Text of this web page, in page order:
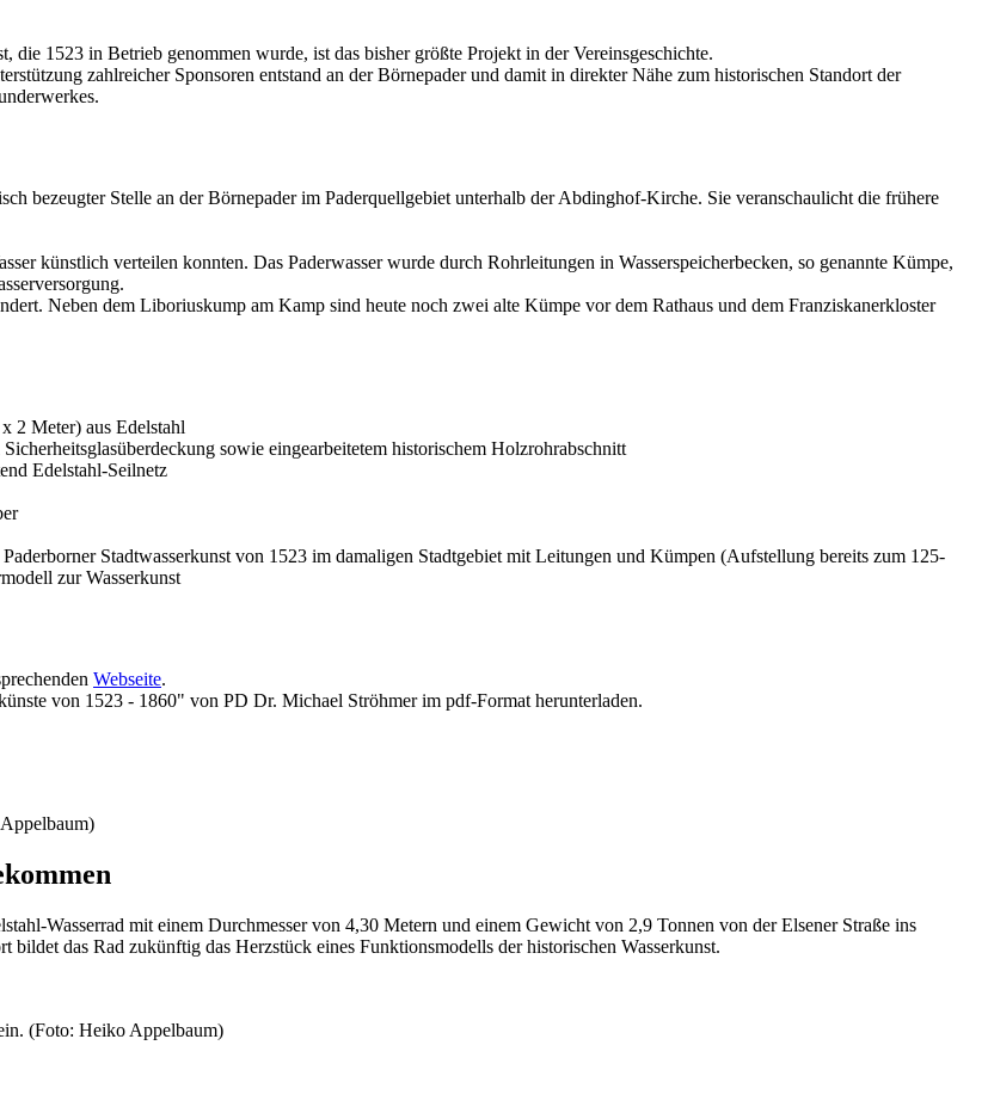
1523 in Betrieb genommen wurde, ist das bisher größte Projekt in der Vereinsgeschichte.
zahlreicher Sponsoren entstand an der Börnepader und damit in direkter Nähe zum historischen Standort der
bezeugter Stelle an der Börnepader im Paderquellgebiet unterhalb der Abdinghof-Kirche. Sie veranschaulicht die frühere
künstlich verteilen konnten. Das Paderwasser wurde durch Rohrleitungen in Wasserspeicherbecken, so genannte Kümpe,
Neben dem Liboriuskump am Kamp sind heute noch zwei alte Kümpe vor dem Rathaus und dem Franziskanerkloster
2 Meter) aus Edelstahl
sowie eingearbeitetem historischem Holzrohrabschnitt
Edelstahl-Seilnetz
Stadtwasserkunst von 1523 im damaligen Stadtgebiet mit Leitungen und Kümpen (Aufstellung bereits zum 125-
zur Wasserkunst
Webseite.
von 1523 - 1860" von PD Dr. Michael Ströhmer im pdf-Format herunterladen.
Wasserrad mit einem Durchmesser von 4,30 Metern und einem Gewicht von 2,9 Tonnen von der Elsener Straße ins
das Rad zukünftig das Herzstück eines Funktionsmodells der historischen Wasserkunst.
(Foto: Heiko Appelbaum)